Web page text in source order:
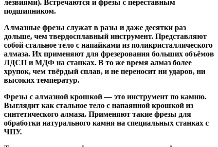
лезвиями). Встречаются и фрезы с переставным
подшипником.
Алмазные фрезы служат в разы и даже десятки раз
дольше, чем твердосплавный инструмент. Представляют
собой стальное тело с напайками из поликристаллического
алмаза. Их применяют для фрезерования больших объёмов
ЛДСП и МДФ на станках. В то же время алмаз более
хрупок, чем твёрдый сплав, и не переносит ни ударов, ни
высоких температур.
Фрезы с алмазной крошкой— это инструмент по камню.
Выглядит как стальное тело с напаянной крошкой из
синтетического алмаза. Применяют такие фрезы для
обработки натурального камня на специальных станках с
ЧПУ.